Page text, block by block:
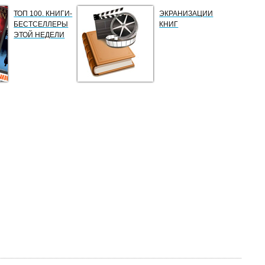
ТОП 100. КНИГИ-
БЕСТСЕЛЛЕРЫ
ЭТОЙ НЕДЕЛИ
ЭКРАНИЗАЦИИ
КНИГ